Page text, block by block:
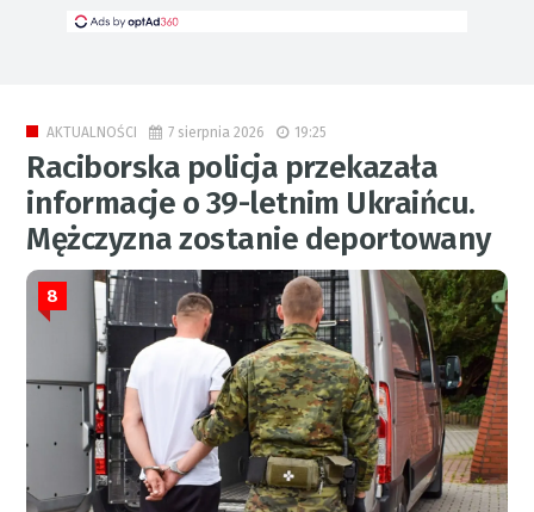
AKTUALNOŚCI 7 sierpnia 2026 19:25
Raciborska policja przekazała
informacje o 39-letnim Ukraińcu.
Mężczyzna zostanie deportowany
8